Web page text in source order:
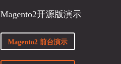
Magento2开源版演示
Magento2 前台演示